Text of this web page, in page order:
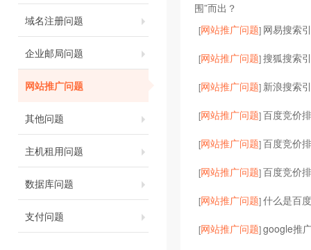
域名注册问题
企业邮局问题
网站推广问题
其他问题
主机租用问题
数据库问题
支付问题
围”而出？
[网站推广问题] 网易搜索
[网站推广问题]搜狐搜索
[网站推广问题] 新浪搜索
[网站推广问题]百度竞价
[网站推广问题]百度竞价
[网站推广问题]百度竞价
[网站推广问题]什么是百
[网站推广问题]google推